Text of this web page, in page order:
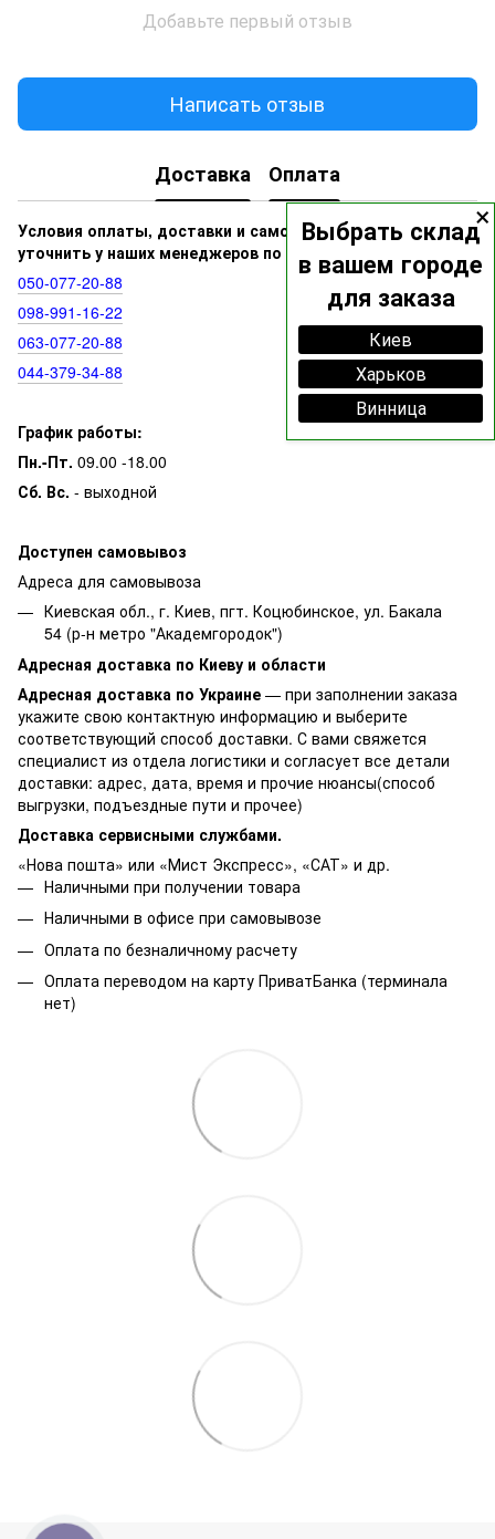
×
Выбрать склад
в вашем городе
для заказа
Киев
Харьков
Винница
Добавьте первый отзыв
Написать отзыв
Доставка Оплата
Условия оплаты, доставки и самовывоза вы можете
уточнить у наших менеджеров по номерам:
050‑077‑20‑88
098‑991‑16‑22
063‑077‑20‑88
044‑379‑34‑88
График работы:
Пн.-Пт. 09.00 -18.00
Сб. Вс. - выходной
Доступен самовывоз
Адреса для самовывоза
Киевская обл., г. Киев, пгт. Коцюбинское, ул. Бакала
54 (р-н метро "Академгородок")
Адресная доставка по Киеву и области
Адресная доставка по Украине — при заполнении заказа
укажите свою контактную информацию и выберите
соответствующий способ доставки. С вами свяжется
специалист из отдела логистики и согласует все детали
доставки: адрес, дата, время и прочие нюансы(способ
выгрузки, подъездные пути и прочее)
Доставка сервисными службами.
«Нова пошта» или «Мист Экспресс», «САТ» и др.
Наличными при получении товара
Наличными в офисе при самовывозе
Оплата по безналичному расчету
Оплата переводом на карту ПриватБанка (терминала
нет)